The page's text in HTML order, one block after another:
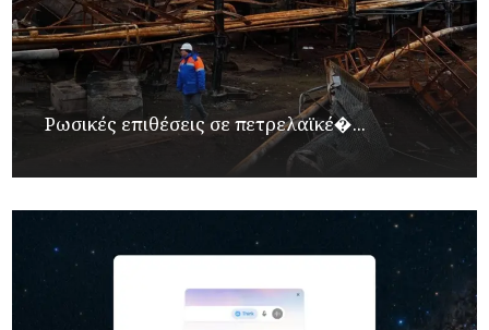
Ρωσικές επιθέσεις σε πετρελαϊκέ�...